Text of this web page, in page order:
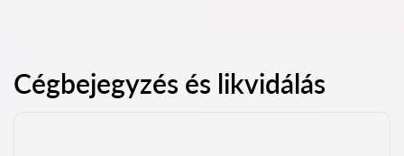
Cégbejegyzés és likvidálás